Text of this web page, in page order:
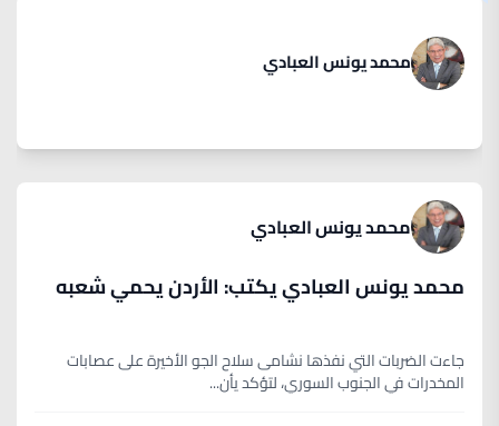
محمد يونس العبادي
محمد يونس العبادي
محمد يونس العبادي يكتب: الأردن يحمي شعبه
جاءت الضربات التي نفذها نشامى سلاح الجو الأخيرة على عصابات
المخدرات في الجنوب السوري، لتؤكد يأن...